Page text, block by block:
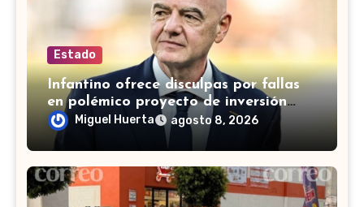
Estado
Infantino ofrece disculpas por fallas
en polémico proyecto de inversión
privada de la FIFA
Miguel Huerta agosto 8, 2026